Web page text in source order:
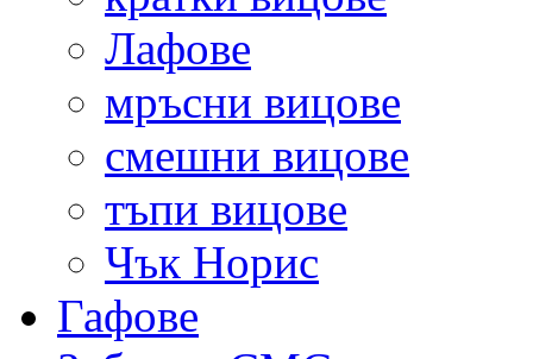
Лафове
мръсни вицове
смешни вицове
тъпи вицове
Чък Норис
Гафове